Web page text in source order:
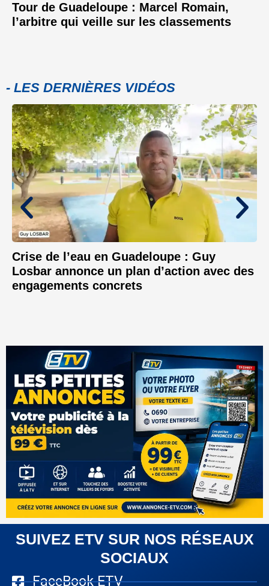
Tour de Guadeloupe : Marcel Romain,
l’arbitre qui veille sur les classements
- LES DERNIÈRES VIDÉOS
Crise de l’eau en Guadeloupe : Guy
Losbar annonce un plan d’action avec des
engagements concrets
SUIVEZ ETV SUR NOS RÉSEAUX
SOCIAUX
FaceBook ETV